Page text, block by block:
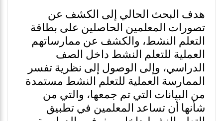
هدف البحث الحالي إلى الكشف عن
تصورات المعلمين الحاصلين على بطاقة
التعلم النشط، والكشف عن ممارساتهم
العملية للتعلم النشط داخل الصف
الدراسي، وإلى الوصول إلى نظرية تفسر
الممارسة العملية للتعلم النشط مستمدة
من البيانات التي تم جمعها، والتي من
شأنها أن تساعد المعلمين في تطبيق